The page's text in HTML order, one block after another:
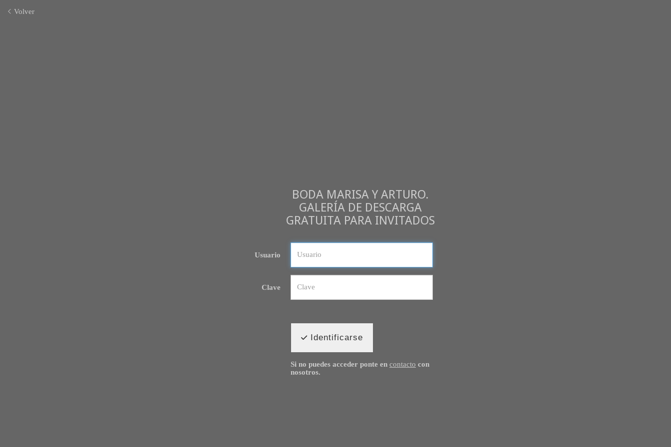
Volver
BODA MARISA Y ARTURO.
GALERÍA DE DESCARGA
GRATUITA PARA INVITADOS
Usuario
Clave
Identificarse
Si no puedes acceder ponte en contacto con
nosotros.